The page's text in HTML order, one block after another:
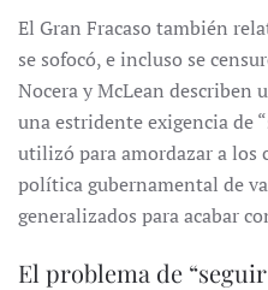
El Gran Fracaso también
se sofocó, e incluso se
Nocera y McLean describen
una estridente exigencia de
utilizó para amordazar a
política gubernamental de
generalizados para acabar
El problema de